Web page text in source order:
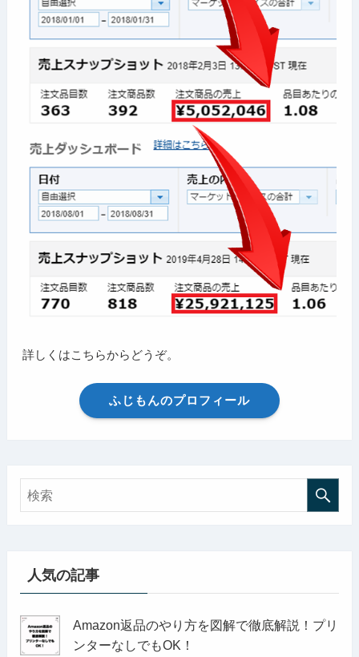
詳しくはこちらからどうぞ。
ふじもんのプロフィール
人気の記事
Amazon返品のやり方を図解で徹底解説！プリ
ンターなしでもOK！